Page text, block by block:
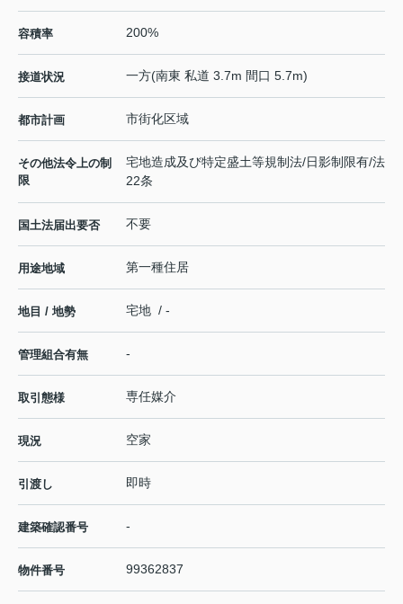
容積率 200%
接道状況 一方(南東 私道 3.7m 間口 5.7m)
都市計画 市街化区域
その他法令上の制
限
宅地造成及び特定盛土等規制法/日影制限有/法
22条
国土法届出要否 不要
用途地域 第一種住居
地目 / 地勢 宅地 / -
管理組合有無 -
取引態様 専任媒介
現況 空家
引渡し 即時
建築確認番号 -
物件番号 99362837